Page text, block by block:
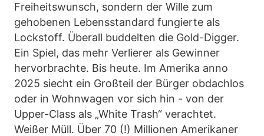
Freiheitswunsch, sondern der Wille zum
gehobenen Lebensstandard fungierte als
Lockstoff. Überall buddelten die Gold-Digger.
Ein Spiel, das mehr Verlierer als Gewinner
hervorbrachte. Bis heute. Im Amerika anno
2025 siecht ein Großteil der Bürger obdachlos
oder in Wohnwagen vor sich hin - von der
Upper-Class als „White Trash“ verachtet.
Weißer Müll. Über 70 (!) Millionen Amerikaner